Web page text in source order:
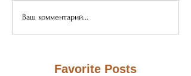
Ваш комментарий...
Favorite Posts